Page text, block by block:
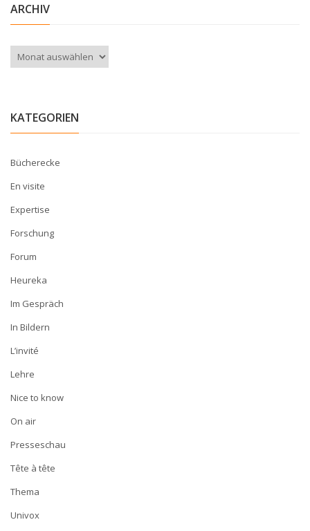
ARCHIV
Archiv
KATEGORIEN
Bücherecke
En visite
Expertise
Forschung
Forum
Heureka
Im Gespräch
In Bildern
L’invité
Lehre
Nice to know
On air
Presseschau
Tête à tête
Thema
Univox